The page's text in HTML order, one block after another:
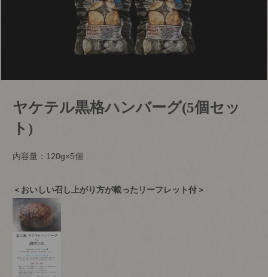
ヤケテル黒格ハンバーグ(5個セッ
ト)
内容量：120g×5個
＜おいしい召し上がり方が載ったリーフレット付＞